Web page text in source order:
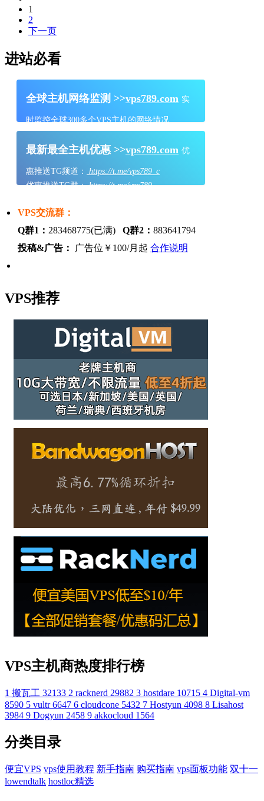
1
2
下一页
进站必看
全球主机网络监测 >>vps789.com 实
时监控全球300多个VPS主机的网络情况
最新最全主机优惠 >>vps789.com 优
惠推送TG频道：
https://t.me/vps789_c
优惠推送TG群：https://t.me/vps789
VPS交流群：
Q群1： 283468775(已满) Q群2： 883641794
投稿&广告： 广告位￥100/月起 合作说明
VPS推荐
VPS主机商热度排行榜
1 搬瓦工 32133 2 racknerd 29882 3 hostdare 10715 4 Digital-vm
8590 5 vultr 6647 6 cloudcone 5432 7 Hostyun 4098 8 Lisahost
3984 9 Dogyun 2458 9 akkocloud 1564
分类目录
便宜VPS vps使用教程 新手指南 购买指南 vps面板功能 双十一
lowendtalk hostloc精选